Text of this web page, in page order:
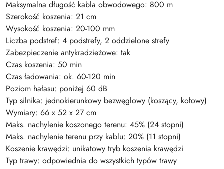
Maksymalna długość kabla obwodowego: 800 m
Szerokość koszenia: 21 cm
Wysokość koszenia: 20-100 mm
Liczba podstref: 4 podstrefy, 2 oddzielone strefy
Zabezpieczenie antykradzieżowe: tak
Czas koszenia: 50 min
Czas ładowania: ok. 60-120 min
Poziom hałasu: poniżej 60 dB
Typ silnika: jednokierunkowy bezwęglowy (koszący, kołowy)
Wymiary: 66 x 52 x 27 cm
Maks. nachylenie koszonego terenu: 45% (24 stopni)
Maks. nachylenie terenu przy kablu: 20% (11 stopni)
Koszenie krawędzi: unikatowy tryb koszenia krawędzi
Typ trawy: odpowiednia do wszystkich typów trawy